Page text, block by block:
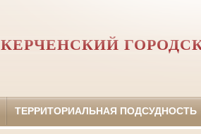
КЕРЧЕНСКИЙ
ТЕРРИТОРИАЛЬНАЯ ПОДСУДНОСТЬ